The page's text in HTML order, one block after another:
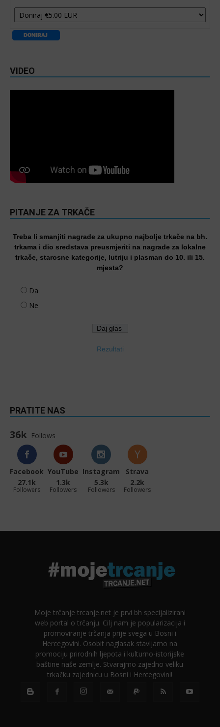
VIDEO
PITANJE ZA TRKAČE
Treba li smanjiti nagrade za ukupno najbolje trkače na bh.
trkama i dio sredstava preusmjeriti na nagrade za lokalne
trkače, starosne kategorije, lutriju i plasman do 10. ili 15.
mjesta?
Da
Ne
Rezultati
PRATITE NAS
36k Follows
Facebook
27.1k
Followers
YouTube
1.3k
Followers
Instagram
5.3k
Followers
Strava
2.2k
Followers
Moje trčanje trcanje.net je prvi bh specijalizirani
web portal o trčanju. Cilj nam je popularizacija i
promoviranje trčanja prije svega u Bosni i
Hercegovini. Osobit naglasak stavljamo na
promociju prirodnih ljepota i kulturno-istorijske
baštine naše zemlje. Stvarajmo zajedno veliku
trkačku zajednicu u Bosni i Hercegovini!